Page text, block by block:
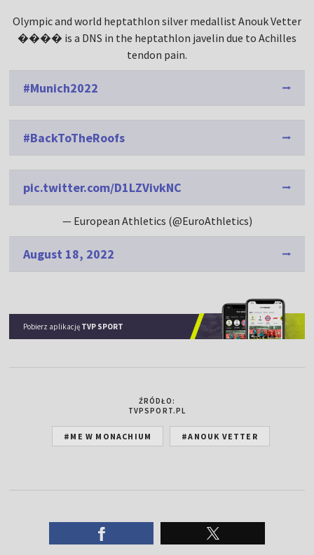
Olympic and world heptathlon silver medallist Anouk Vetter
���� is a DNS in the heptathlon javelin due to Achilles
tendon pain.
#Munich2022
#BackToTheRoofs
pic.twitter.com/D1LZVivkNC
— European Athletics (@EuroAthletics)
August 18, 2022
Pobierz aplikację TVP SPORT
ŹRÓDŁO:
TVPSPORT.PL
#ME W MONACHIUM #ANOUK VETTER